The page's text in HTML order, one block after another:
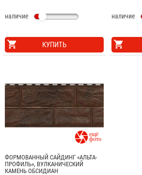
наличие
КУПИТЬ
наличие

ФОРМОВАННЫЙ САЙДИНГ «АЛЬТА-
ПРОФИЛЬ», ВУЛКАНИЧЕСКИЙ
КАМЕНЬ ОБСИДИАН